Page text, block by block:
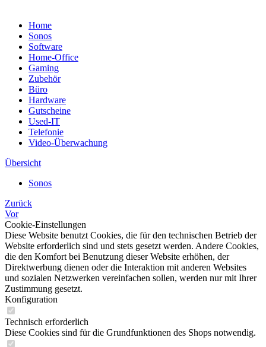
Home
Sonos
Software
Home-Office
Gaming
Zubehör
Büro
Hardware
Gutscheine
Used-IT
Telefonie
Video-Überwachung
Übersicht
Sonos
Zurück
Vor
Cookie-Einstellungen
Diese Website benutzt Cookies, die für den technischen Betrieb der
Website erforderlich sind und stets gesetzt werden. Andere Cookies,
die den Komfort bei Benutzung dieser Website erhöhen, der
Direktwerbung dienen oder die Interaktion mit anderen Websites
und sozialen Netzwerken vereinfachen sollen, werden nur mit Ihrer
Zustimmung gesetzt.
Konfiguration
Technisch erforderlich
Diese Cookies sind für die Grundfunktionen des Shops notwendig.